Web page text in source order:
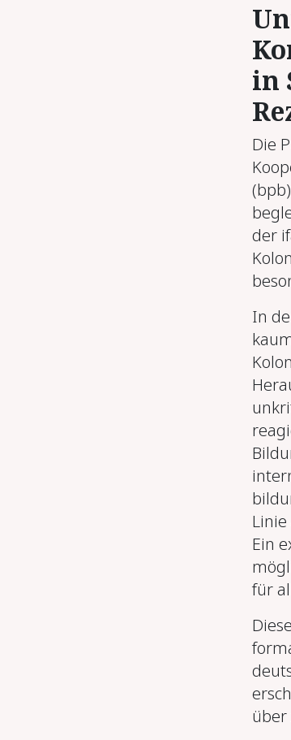
in
Die
der
In
Ein
für
über